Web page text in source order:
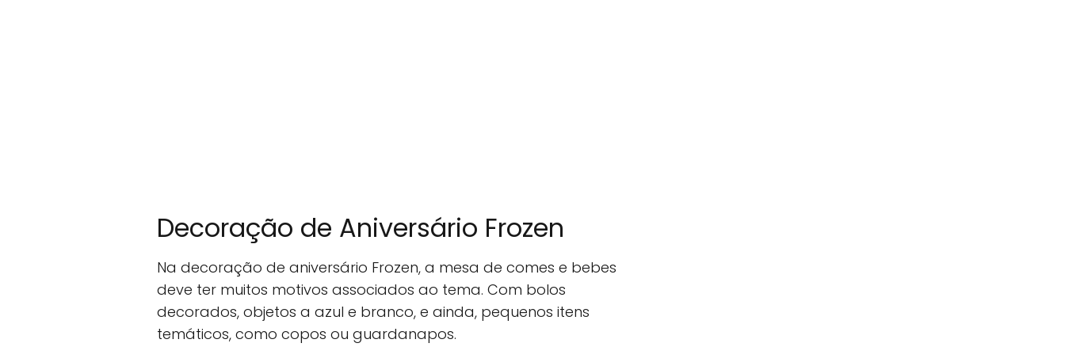
Decoração de Aniversário Frozen
Na decoração de aniversário Frozen, a mesa de comes e bebes
deve ter muitos motivos associados ao tema. Com bolos
decorados, objetos a azul e branco, e ainda, pequenos itens
temáticos, como copos ou guardanapos.